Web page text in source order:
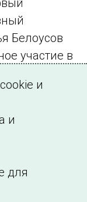
Белоусов
участие в
и
и
для